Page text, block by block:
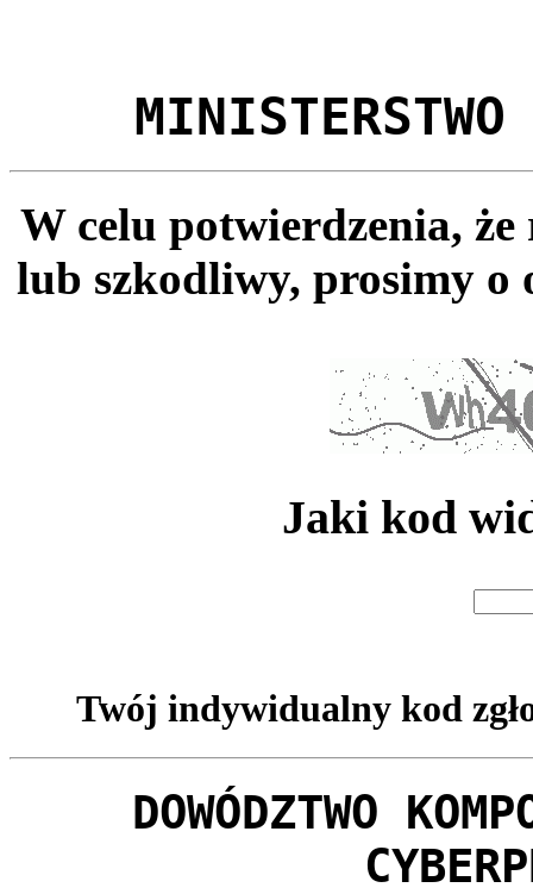
MINISTERSTWO
W celu potwierdzenia,
lub szkodliwy, prosimy o
Jaki kod
Twój indywidualny kod
DOWÓDZTWO